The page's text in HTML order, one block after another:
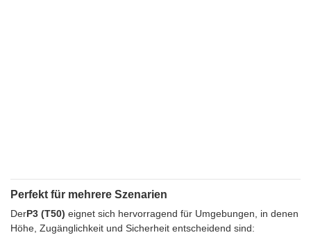
Perfekt für mehrere Szenarien
DerP3 (T50) eignet sich hervorragend für Umgebungen, in denen
Höhe, Zugänglichkeit und Sicherheit entscheidend sind: